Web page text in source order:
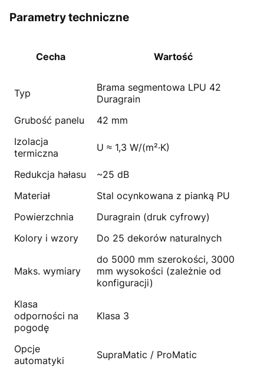
Parametry techniczne
Cecha Wartość
Typ
Brama segmentowa LPU 42
Duragrain
Grubość panelu
42 mm
Izolacja
termiczna
U ≈ 1,3 W/(m²·K)
Redukcja hałasu
~25 dB
Materiał
Stal ocynkowana z pianką PU
Powierzchnia
Duragrain (druk cyfrowy)
Kolory i wzory
Do 25 dekorów naturalnych
Maks. wymiary
do 5000 mm szerokości, 3000
mm wysokości (zależnie od
konfiguracji)
Klasa
odporności na
pogodę
Klasa 3
Opcje
automatyki
SupraMatic / ProMatic